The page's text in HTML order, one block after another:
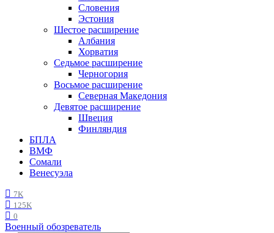
Словения
Эстония
Шестое расширение
Албания
Хорватия
Седьмое расширение
Черногория
Восьмое расширение
Северная Македония
Девятое расширение
Швеция
Финляндия
БПЛА
ВМФ
Сомали
Венесуэла
7K
125K
0
Военный обозреватель